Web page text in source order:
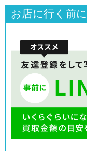
お店に行く前